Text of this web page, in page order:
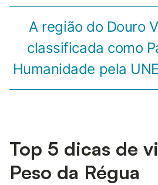
A região do Douro
classificada como
Humanidade pela
Top 5 dicas de
Peso da Régua